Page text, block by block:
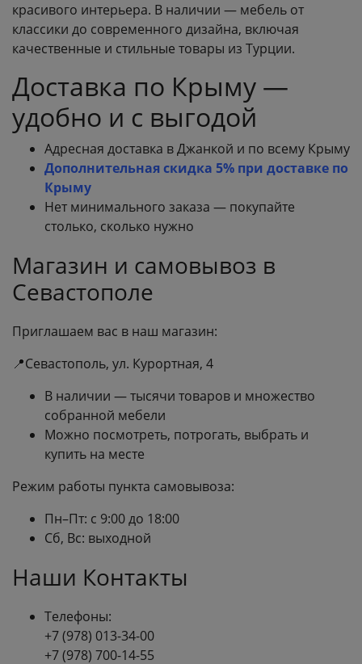
красивого интерьера. В наличии — мебель от
классики до современного дизайна, включая
качественные и стильные товары из Турции.
Доставка по Крыму —
удобно и с выгодой
Адресная доставка в Джанкой и по всему Крыму
Дополнительная скидка 5% при доставке по
Крыму
Нет минимального заказа — покупайте
столько, сколько нужно
Магазин и самовывоз в
Севастополе
Приглашаем вас в наш магазин:
📍Севастополь, ул. Курортная, 4
В наличии — тысячи товаров и множество
собранной мебели
Можно посмотреть, потрогать, выбрать и
купить на месте
Режим работы пункта самовывоза:
Пн–Пт: с 9:00 до 18:00
Сб, Вс: выходной
Наши Контакты
Телефоны:
+7 (978) 013-34-00
+7 (978) 700-14-55